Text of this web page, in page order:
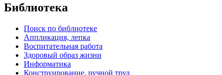
Библиотека
Поиск по библиотеке
Аппликация, лепка
Воспитательная работа
Здоровый образ жизни
Информатика
Конструирование, ручной труд